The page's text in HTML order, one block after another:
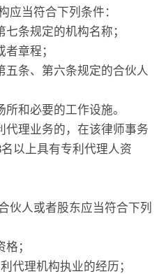
应当符合下列条件：
七条规定的机构名称；
者章程；
五条、第六条规定的合伙人
所和必要的工作设施。
代理业务的，在该律师事务
以上具有专利代理人资
伙人或者股东应当符合下列
格；
代理机构执业的经历；